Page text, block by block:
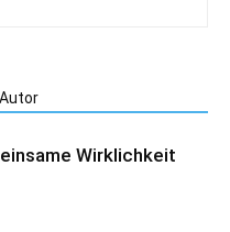
Wirklichkeit